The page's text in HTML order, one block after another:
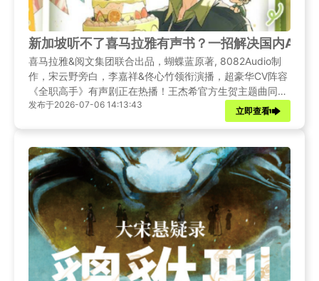
新加坡听不了喜马拉雅有声书？一招解决国内
喜马拉雅&阅文集团联合出品，蝴蝶蓝原著, 8082Audio制
作，宋云野旁白，李嘉祥&佟心竹领衔演播，超豪华CV阵容
《全职高手》有声剧正在热播！王杰希官方生贺主题曲同步
上线！温和治疗乐队献唱的全新单曲《七月的第六场魔
发布于2026-07-06 14:13:43
立即查看